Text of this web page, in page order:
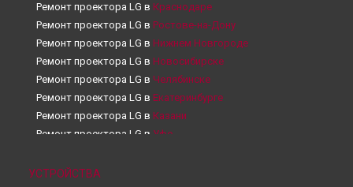
Ремонт проектора LG в Краснодаре
Ремонт проектора LG в Ростове-на-Дону
Ремонт проектора LG в Нижнем Новгороде
Ремонт проектора LG в Новосибирске
Ремонт проектора LG в Челябинске
Ремонт проектора LG в Екатеринбурге
Ремонт проектора LG в Казани
Ремонт проектора LG в Уфе
Ремонт проектора LG в
УСТРОЙСТВА